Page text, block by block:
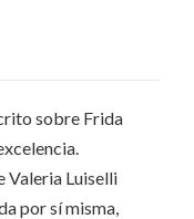
sobre Frida
Valeria Luiselli
por sí misma,